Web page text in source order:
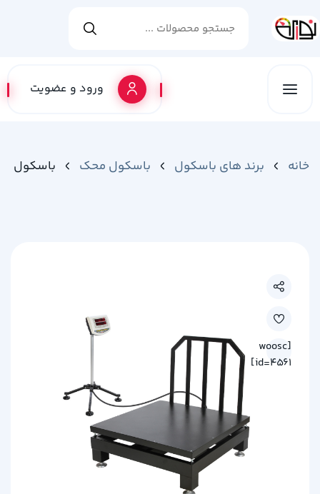
ورود و عضویت
خانه برند های باسکول باسکول محک باسکول محک
[woosc
id=4561]